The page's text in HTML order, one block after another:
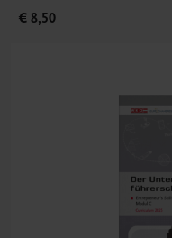
€ 8,50